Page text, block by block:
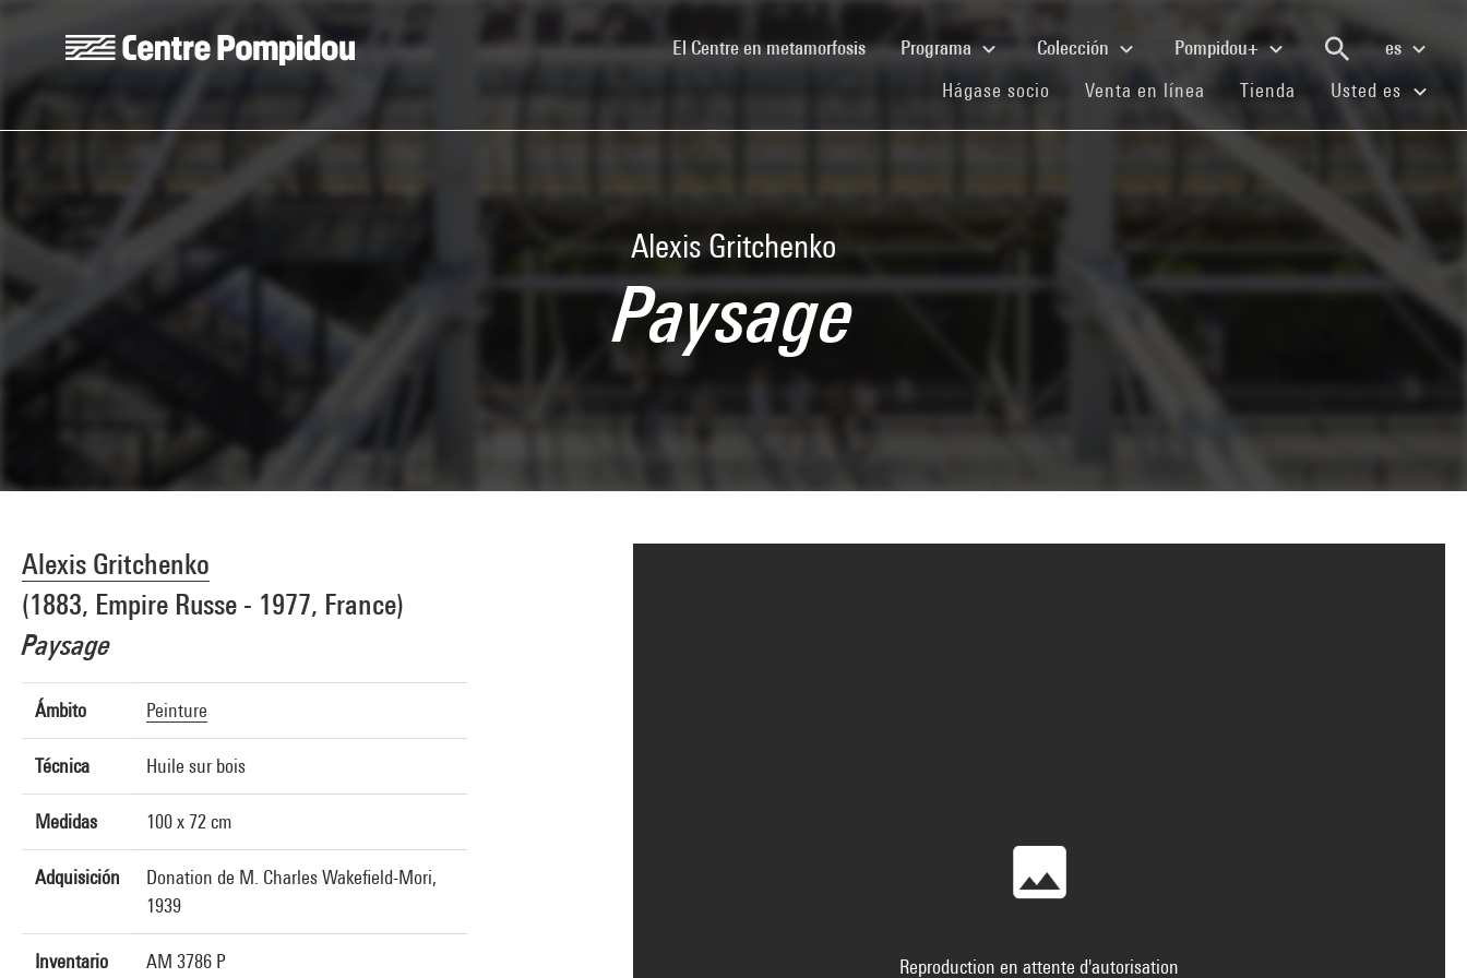
El Centre en metamorfosis(current)Programa Colección Pompidou+
es
Hágase socio (current)
Venta en línea (current)
Tienda (current)
Usted es
Alexis Gritchenko
Paysage
Alexis Gritchenko
(1883, Empire Russe - 1977, France)
Paysage
Ámbito Peinture
Técnica Huile sur bois
Medidas 100 x 72 cm
Adquisición
Donation de M. Charles Wakefield-Mori,
1939
Inventario AM 3786 P Reproduction en attente d'autorisation